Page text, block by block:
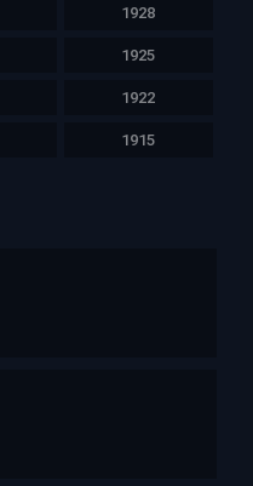
1928
1925
1922
1915